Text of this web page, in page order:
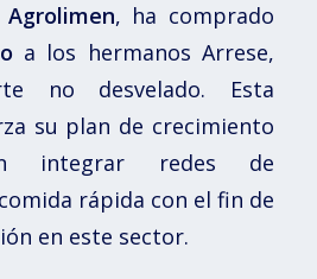
Agrolimen, ha comprado
a los hermanos Arrese,
no desvelado. Esta
su plan de crecimiento
integrar redes de
rápida con el fin de
en este sector.